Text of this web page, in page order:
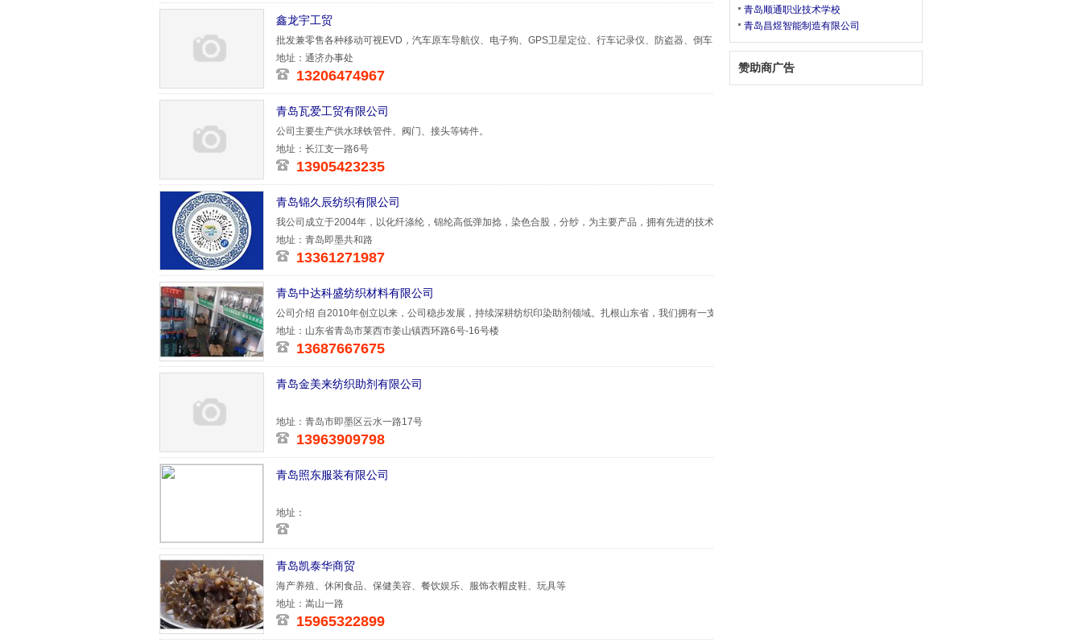
鑫龙宇工贸
批发兼零售各种移动可视EVD，汽车原车导航仪、电子狗、GPS卫星定位、行车记录仪、防盗器、倒车
雷达、中控锁
地址：通济办事处
13206474967
青岛瓦爱工贸有限公司
公司主要生产供水球铁管件、阀门、接头等铸件。
地址：长江支一路6号
13905423235
青岛锦久辰纺织有限公司
我公司成立于2004年，以化纤涤纶，锦纶高低弹加捻，染色合股，分纱，为主要产品，拥有先进的技术
设备，产品
地址：青岛即墨共和路
13361271987
青岛中达科盛纺织材料有限公司
公司介绍 自2010年创立以来，公司稳步发展，持续深耕纺织印染助剂领域。扎根山东省，我们拥有一支
务实、专
地址：山东省青岛市莱西市姜山镇西环路6号-16号楼
13687667675
青岛金美来纺织助剂有限公司
地址：青岛市即墨区云水一路17号
13963909798
青岛照东服装有限公司
地址：
青岛凯泰华商贸
海产养殖、休闲食品、保健美容、餐饮娱乐、服饰衣帽皮鞋、玩具等
地址：嵩山一路
15965322899
青岛顺通职业技术学校
青岛昌煜智能制造有限公司
赞助商广告